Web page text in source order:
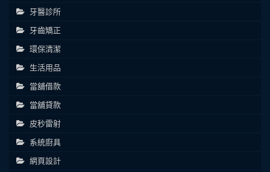
牙醫診所
牙齒矯正
環保清潔
生活用品
當舖借款
當舖貸款
皮秒雷射
系統廚具
網頁設計